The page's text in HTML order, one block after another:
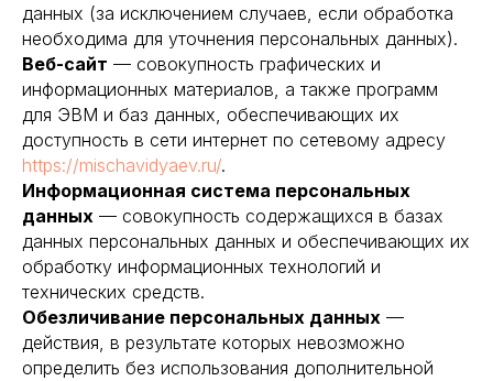
данных (за исключением случаев, если обработка
необходима для уточнения персональных данных).
Веб-сайт — совокупность графических и
информационных материалов, а также программ
для ЭВМ и баз данных, обеспечивающих их
доступность в сети интернет по сетевому адресу
https://mischavidyaev.ru/.
Информационная система персональных
данных — совокупность содержащихся в базах
данных персональных данных и обеспечивающих их
обработку информационных технологий и
технических средств.
Обезличивание персональных данных —
действия, в результате которых невозможно
определить без использования дополнительной